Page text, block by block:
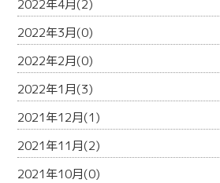
2022年4月(2)
2022年3月(0)
2022年2月(0)
2022年1月(3)
2021年12月(1)
2021年11月(2)
2021年10月(0)